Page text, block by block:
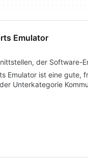
Emulator
der Software-
Emulator ist eine
Unterkategorie